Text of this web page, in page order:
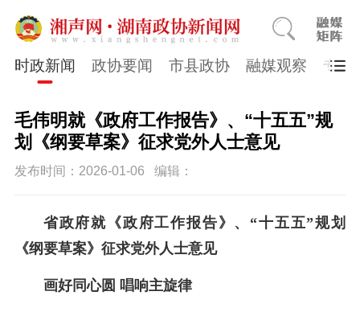
时政新闻 政协要闻 市县政协 融媒观察 专题
毛伟明就《政府工作报告》、“十五五”规
划《纲要草案》征求党外人士意见
发布时间：2026-01-06 编辑：
省政府就《政府工作报告》 、 “十五五”规划
《纲要草案》征求党外人士意见
画好同心圆 唱响主旋律